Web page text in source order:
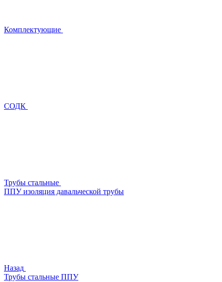
Комплектующие
СОДК
Трубы стальные
ППУ изоляция давальческой трубы
Назад
Трубы стальные ППУ